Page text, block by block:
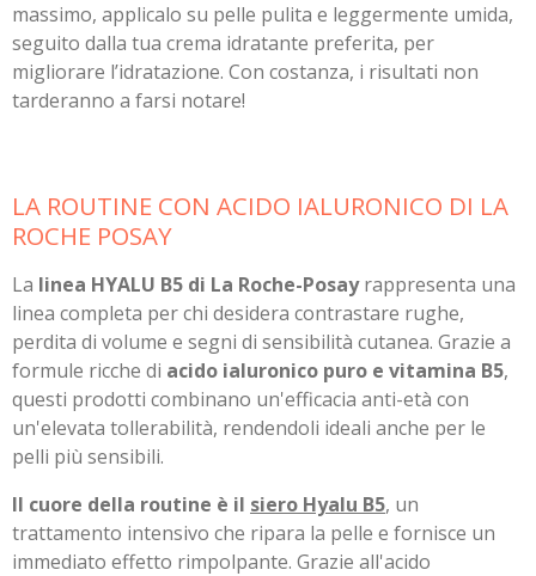
massimo, applicalo su pelle pulita e leggermente umida,
seguito dalla tua crema idratante preferita, per
migliorare l’idratazione. Con costanza, i risultati non
tarderanno a farsi notare!
LA ROUTINE CON ACIDO IALURONICO DI LA
ROCHE POSAY
La linea HYALU B5 di La Roche-Posay rappresenta una
linea completa per chi desidera contrastare rughe,
perdita di volume e segni di sensibilità cutanea. Grazie a
formule ricche di acido ialuronico puro e vitamina B5,
questi prodotti combinano un'efficacia anti-età con
un'elevata tollerabilità, rendendoli ideali anche per le
pelli più sensibili.
Il cuore della routine è il siero Hyalu B5, un
trattamento intensivo che ripara la pelle e fornisce un
immediato effetto rimpolpante. Grazie all'acido